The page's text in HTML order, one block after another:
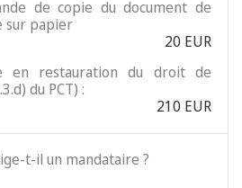
de copie du document de
sur papier
20 EUR
en restauration du droit de
.3.d) du PCT) :
210 EUR
t-il un mandataire ?